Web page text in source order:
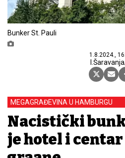
Bunker St. Pauli
1.8.2024.,
MEGAGRAĐEVINA U HAMBURGU
Nacistički
je hotel i centar